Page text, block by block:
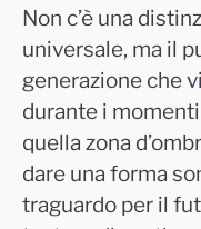
Non c’è una
universale, ma il
generazione che
durante i
quella zona
dare una forma
traguardo per il